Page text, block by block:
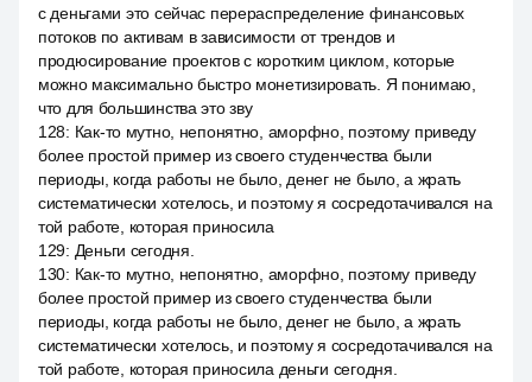
с деньгами это сейчас перераспределение финансовых
потоков по активам в зависимости от трендов и
продюсирование проектов с коротким циклом, которые
можно максимально быстро монетизировать. Я понимаю,
что для большинства это зву
128: Как-то мутно, непонятно, аморфно, поэтому приведу
более простой пример из своего студенчества были
периоды, когда работы не было, денег не было, а жрать
систематически хотелось, и поэтому я сосредотачивался на
той работе, которая приносила
129: Деньги сегодня.
130: Как-то мутно, непонятно, аморфно, поэтому приведу
более простой пример из своего студенчества были
периоды, когда работы не было, денег не было, а жрать
систематически хотелось, и поэтому я сосредотачивался на
той работе, которая приносила деньги сегодня.